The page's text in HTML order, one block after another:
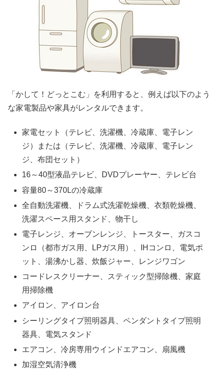
「かして！どっとこむ」を利用すると、例えば以下のよう
な家電製品や家具がレンタルできます。
家電セット（テレビ、洗濯機、冷蔵庫、電子レン
ジ）または（テレビ、洗濯機、冷蔵庫、電子レン
ジ、布団セット）
16～40型液晶テレビ、DVDプレーヤー、テレビ台
容量80～370Lの冷蔵庫
全自動洗濯機、ドラム式洗濯乾燥機、衣類乾燥機、
洗濯スペース用スタンド、物干し
電子レンジ、オーブンレンジ、トースター、ガスコ
ンロ（都市ガス用、LPガス用）、IHコンロ、電気ポ
ット、湯沸かし器、炊飯ジャー、レンジワゴン
コードレスクリーナー、スティック型掃除機、家庭
用掃除機
アイロン、アイロン台
シーリングタイプ照明器具、ペンダントタイプ照明
器具、電気スタンド
エアコン、冷房専用ウインドエアコン、扇風機
加湿空気清浄機